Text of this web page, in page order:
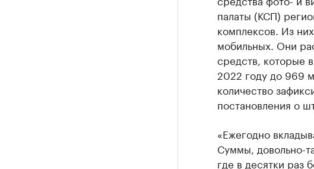
палаты (КСП)
комплексов. Из
мобильных. Они
средств, которые
2022 году до 969
количество
постановления о
«Ежегодно
Суммы, довольно-
где в десятки раз